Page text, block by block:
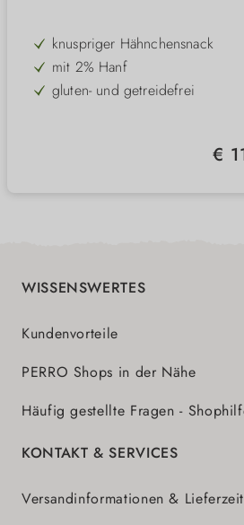
knuspriger Hähnchensnack
mit 2% Hanf
gluten- und getreidefrei
€
WISSENSWERTES
Kundenvorteile
PERRO Shops in der Nähe
Häufig gestellte Fragen -
KONTAKT & SERVICES
Versandinformationen &